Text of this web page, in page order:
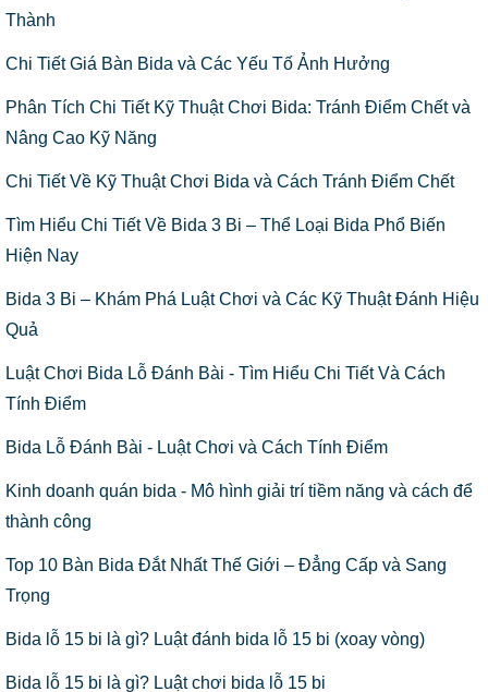
Thành
Chi Tiết Giá Bàn Bida và Các Yếu Tố Ảnh Hưởng
Phân Tích Chi Tiết Kỹ Thuật Chơi Bida: Tránh Điểm Chết và
Nâng Cao Kỹ Năng
Chi Tiết Về Kỹ Thuật Chơi Bida và Cách Tránh Điểm Chết
Tìm Hiểu Chi Tiết Về Bida 3 Bi – Thể Loại Bida Phổ Biến
Hiện Nay
Bida 3 Bi – Khám Phá Luật Chơi và Các Kỹ Thuật Đánh Hiệu
Quả
Luật Chơi Bida Lỗ Đánh Bài - Tìm Hiểu Chi Tiết Và Cách
Tính Điểm
Bida Lỗ Đánh Bài - Luật Chơi và Cách Tính Điểm
Kinh doanh quán bida - Mô hình giải trí tiềm năng và cách để
thành công
Top 10 Bàn Bida Đắt Nhất Thế Giới – Đẳng Cấp và Sang
Trọng
Bida lỗ 15 bi là gì? Luật đánh bida lỗ 15 bi (xoay vòng)
Bida lỗ 15 bi là gì? Luật chơi bida lỗ 15 bi